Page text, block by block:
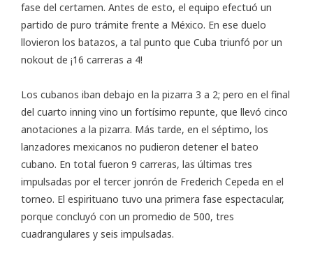
fase del certamen. Antes de esto, el equipo efectuó un
partido de puro trámite frente a México. En ese duelo
llovieron los batazos, a tal punto que Cuba triunfó por un
nokout de ¡16 carreras a 4!
Los cubanos iban debajo en la pizarra 3 a 2; pero en el final
del cuarto inning vino un fortísimo repunte, que llevó cinco
anotaciones a la pizarra. Más tarde, en el séptimo, los
lanzadores mexicanos no pudieron detener el bateo
cubano. En total fueron 9 carreras, las últimas tres
impulsadas por el tercer jonrón de Frederich Cepeda en el
torneo. El espirituano tuvo una primera fase espectacular,
porque concluyó con un promedio de 500, tres
cuadrangulares y seis impulsadas.